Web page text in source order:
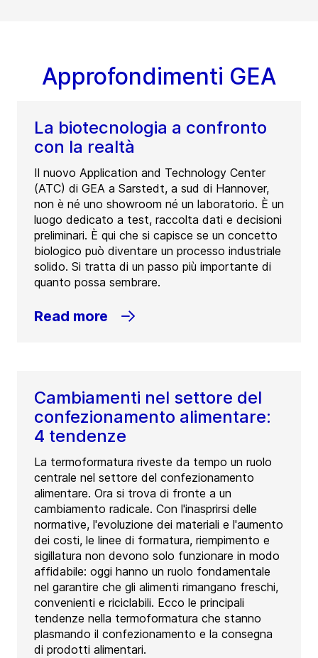
Approfondimenti GEA
La biotecnologia a confronto
con la realtà
Il nuovo Application and Technology Center
(ATC) di GEA a Sarstedt, a sud di Hannover,
non è né uno showroom né un laboratorio. È un
luogo dedicato a test, raccolta dati e decisioni
preliminari. È qui che si capisce se un concetto
biologico può diventare un processo industriale
solido. Si tratta di un passo più importante di
quanto possa sembrare.
Read more
Cambiamenti nel settore del
confezionamento alimentare:
4 tendenze
La termoformatura riveste da tempo un ruolo
centrale nel settore del confezionamento
alimentare. Ora si trova di fronte a un
cambiamento radicale. Con l'inasprirsi delle
normative, l'evoluzione dei materiali e l'aumento
dei costi, le linee di formatura, riempimento e
sigillatura non devono solo funzionare in modo
affidabile: oggi hanno un ruolo fondamentale
nel garantire che gli alimenti rimangano freschi,
convenienti e riciclabili. Ecco le principali
tendenze nella termoformatura che stanno
plasmando il confezionamento e la consegna
di prodotti alimentari.